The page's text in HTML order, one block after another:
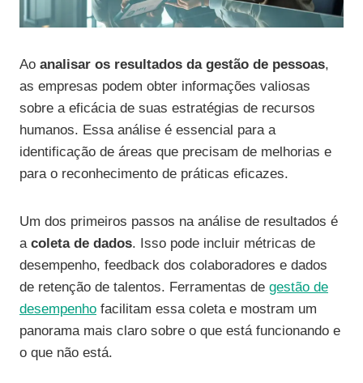
Ao analisar os resultados da gestão de pessoas,
as empresas podem obter informações valiosas
sobre a eficácia de suas estratégias de recursos
humanos. Essa análise é essencial para a
identificação de áreas que precisam de melhorias e
para o reconhecimento de práticas eficazes.
Um dos primeiros passos na análise de resultados é
a coleta de dados. Isso pode incluir métricas de
desempenho, feedback dos colaboradores e dados
de retenção de talentos. Ferramentas de gestão de
desempenho facilitam essa coleta e mostram um
panorama mais claro sobre o que está funcionando e
o que não está.